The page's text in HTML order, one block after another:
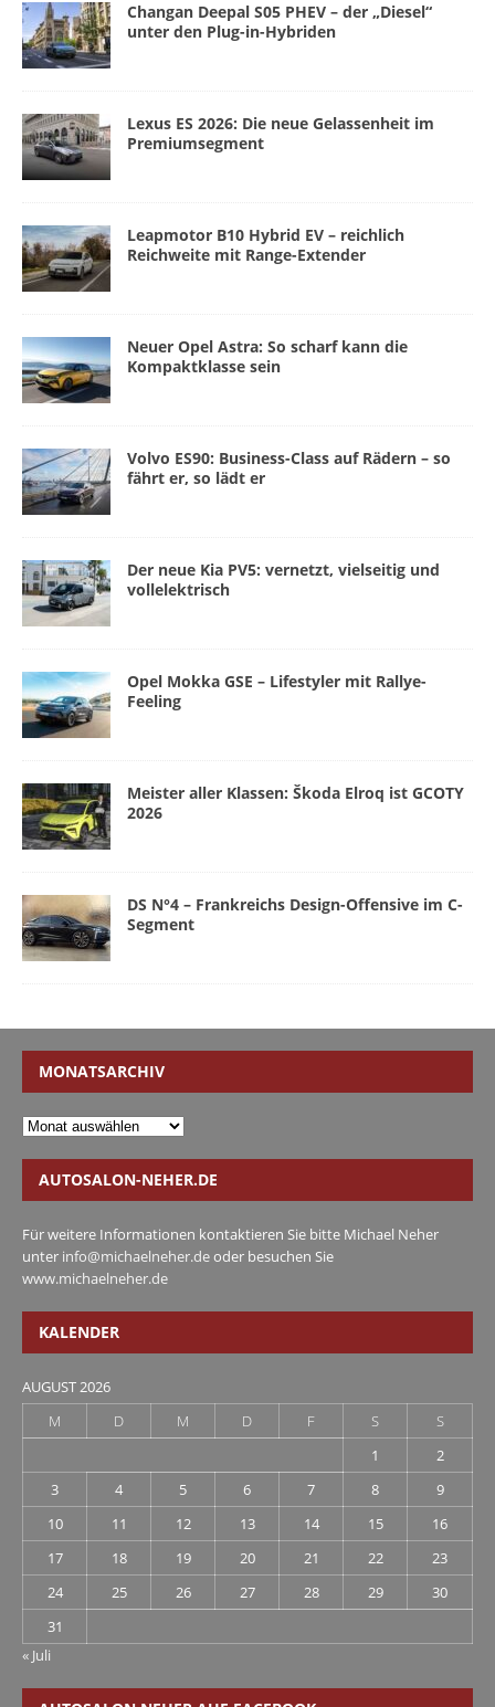
Changan Deepal S05 PHEV – der „Diesel“
unter den Plug-in-Hybriden
Lexus ES 2026: Die neue Gelassenheit im
Premiumsegment
Leapmotor B10 Hybrid EV – reichlich
Reichweite mit Range-Extender
Neuer Opel Astra: So scharf kann die
Kompaktklasse sein
Volvo ES90: Business-Class auf Rädern – so
fährt er, so lädt er
Der neue Kia PV5: vernetzt, vielseitig und
vollelektrisch
Opel Mokka GSE – Lifestyler mit Rallye-
Feeling
Meister aller Klassen: Škoda Elroq ist GCOTY
2026
DS N°4 – Frankreichs Design-Offensive im C-
Segment
MONATSARCHIV
AUTOSALON-NEHER.DE
Für weitere Informationen kontaktieren Sie bitte Michael Neher
unter info@michaelneher.deoder besuchen Sie
www.michaelneher.de
KALENDER
AUGUST 2026
M
D M D F S
S
1
2
3
4 5 6 7 8
9
10
11 12 13 14 15
16
17
18 19 20 21 22
23
24
25 26 27 28 29
30
31
« Juli